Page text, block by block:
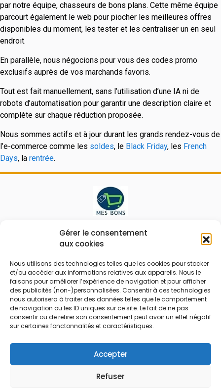
Gérer le consentement
aux cookies
Nous utilisons des technologies telles que les cookies pour stocker
et/ou accéder aux informations relatives aux appareils. Nous le
faisons pour améliorer l’expérience de navigation et pour afficher
des publicités (non-)personnalisées. Consentir à ces technologies
nous autorisera à traiter des données telles que le comportement
de navigation ou les ID uniques sur ce site. Le fait de ne pas
consentir ou de retirer son consentement peut avoir un effet négatif
sur certaines fonctonnalités et caractéristiques.
Accepter
Refuser
par notre équipe, chasseurs de bons plans. Cette même équipe
parcourt également le web pour piocher les meilleures offres
disponibles du moment, les tester et les centraliser un en seul
endroit.
En parallèle, nous négocions pour vous des codes promo
exclusifs auprès de vos marchands favoris.
Tout est fait manuellement, sans l’utilisation d’une IA ni de
robots d’automatisation pour garantir une description claire et
complète sur chaque réduction proposée.
Nous sommes actifs et à jour durant les grands rendez-vous de
l’e-commerce comme les soldes, le Black Friday, les French
Days, la rentrée.
Le prix peut être réduit !
FAQ
Qui sommes nous
Contactez-nous
Mentions légales
Code réduction
Bons plans
Soldes
French Days
© 2026 Tous droits réservés.